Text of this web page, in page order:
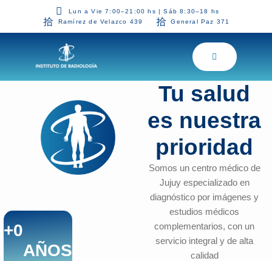
Lun a Vie 7:00–21:00 hs | Sáb 8:30–18 hs
Ramírez de Velazco 439
General Paz 371
+0
AÑOS
Tu salud
es nuestra
prioridad
Somos un centro médico de
Jujuy especializado en
diagnóstico por imágenes y
estudios médicos
complementarios, con un
servicio integral y de alta
calidad